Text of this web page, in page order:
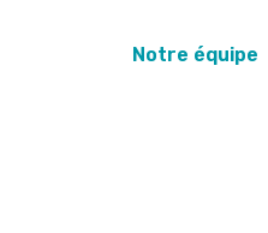
Notre équipe